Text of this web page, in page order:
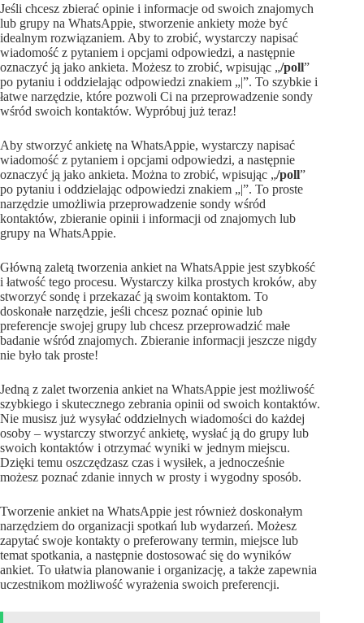
Jeśli chcesz zbierać opinie i informacje od swoich znajomych
lub grupy na WhatsAppie, stworzenie ankiety może być
idealnym rozwiązaniem. Aby to zrobić, wystarczy napisać
wiadomość z pytaniem i opcjami odpowiedzi, a następnie
oznaczyć ją jako ankieta. Możesz to zrobić, wpisując „/poll”
po pytaniu i oddzielając odpowiedzi znakiem „|”. To szybkie i
łatwe narzędzie, które pozwoli Ci na przeprowadzenie sondy
wśród swoich kontaktów. Wypróbuj już teraz!
Aby stworzyć ankietę na WhatsAppie, wystarczy napisać
wiadomość z pytaniem i opcjami odpowiedzi, a następnie
oznaczyć ją jako ankieta. Można to zrobić, wpisując „/poll”
po pytaniu i oddzielając odpowiedzi znakiem „|”. To proste
narzędzie umożliwia przeprowadzenie sondy wśród
kontaktów, zbieranie opinii i informacji od znajomych lub
grupy na WhatsAppie.
Główną zaletą tworzenia ankiet na WhatsAppie jest szybkość
i łatwość tego procesu. Wystarczy kilka prostych kroków, aby
stworzyć sondę i przekazać ją swoim kontaktom. To
doskonałe narzędzie, jeśli chcesz poznać opinie lub
preferencje swojej grupy lub chcesz przeprowadzić małe
badanie wśród znajomych. Zbieranie informacji jeszcze nigdy
nie było tak proste!
Jedną z zalet tworzenia ankiet na WhatsAppie jest możliwość
szybkiego i skutecznego zebrania opinii od swoich kontaktów.
Nie musisz już wysyłać oddzielnych wiadomości do każdej
osoby – wystarczy stworzyć ankietę, wysłać ją do grupy lub
swoich kontaktów i otrzymać wyniki w jednym miejscu.
Dzięki temu oszczędzasz czas i wysiłek, a jednocześnie
możesz poznać zdanie innych w prosty i wygodny sposób.
Tworzenie ankiet na WhatsAppie jest również doskonałym
narzędziem do organizacji spotkań lub wydarzeń. Możesz
zapytać swoje kontakty o preferowany termin, miejsce lub
temat spotkania, a następnie dostosować się do wyników
ankiet. To ułatwia planowanie i organizację, a także zapewnia
uczestnikom możliwość wyrażenia swoich preferencji.